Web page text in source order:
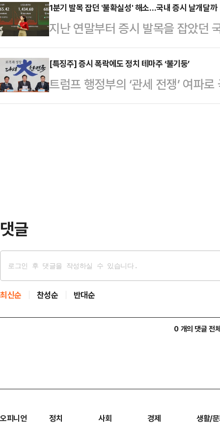
앞서 박근혜 전 대통령이 파면된
대로 급등하고 코스피는 조기 대선
향후 우리 증…
몰리고 있다. 단기간 급등에 조정
과 경기부양책으로 인한 경제성장
한국예탁결제원에 따르면 최근 한
이 가장 많이 순매수한 해외 주식
(약 84734만 달러), 15위(약
1분기 발목 잡던 '불확실성' 해소…국내 증시 날개달까
지난 연말부터 증시 발목을 잡았던
다. 베일에 싸여있던 미국발 관세폭
파면으로 국내 정치적 변수까지 일
확실성 변수들이 '터널의 끝'을 지
적 전망이 배가되고 있다. 4일 한국
[특징주] 증시 폭락에도 정치 테마주 ‘불기둥’
트럼프 행정부의 ‘관세 전쟁’ 여파
는 여전히 급등세를 보이고 있다.7
댓글
최신순 찬성순 반대순
0 개의 댓글 전
오피니언 정치 사회 경제 생활/